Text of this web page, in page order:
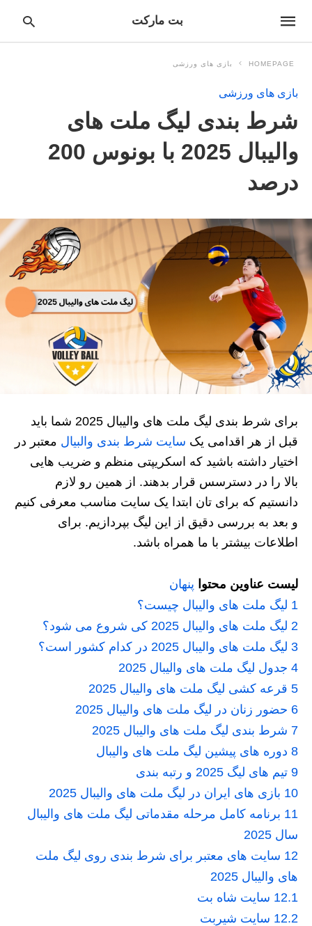
بت مارکت
HOMEPAGE بازی های ورزشی
بازی های ورزشی
شرط بندی لیگ ملت های
والیبال 2025 با بونوس 200
درصد
برای شرط بندی لیگ ملت های والیبال 2025 شما باید
قبل از هر اقدامی یک سایت شرط بندی والبیال معتبر در
اختیار داشته باشید که اسکریپتی منظم و ضریب هایی
بالا را در دسترسس قرار بدهند. از همین رو لازم
دانستیم که برای تان ابتدا یک سایت مناسب معرفی کنیم
و بعد به بررسی دقیق از این لیگ بپردازیم. برای
اطلاعات بیشتر با ما همراه باشد.
لیست عناوین محتوا پنهان
1 لیگ ملت های والیبال چیست؟
2 لیگ ملت های والیبال 2025 کی شروع می شود؟
3 لیگ ملت های والیبال 2025 در کدام کشور است؟
4 جدول لیگ ملت های والیبال 2025
5 قرعه کشی لیگ ملت‌ های والیبال 2025
6 حضور زنان در لیگ ملت های والیبال 2025
7 شرط بندی لیگ ملت های والیبال 2025
8 دوره های پیشین لیگ ملت های والیبال
9 تیم های لیگ 2025 و رتبه بندی
10 بازی های ایران در لیگ ملت های والیبال 2025
11 برنامه کامل مرحله مقدماتی لیگ ملت‌ های والیبال
سال 2025
12 سایت های معتبر برای شرط بندی روی لیگ ملت
های والیبال 2025
12.1 سایت شاه بت
12.2 سایت شیربت